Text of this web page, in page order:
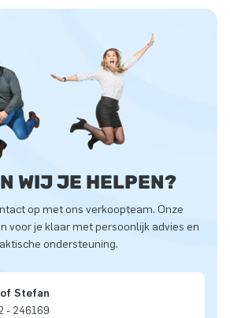
WIJ JE HELPEN?
op met ons verkoopteam. Onze
voor je klaar met persoonlijk advies en
ondersteuning.
Stefan
- 246169